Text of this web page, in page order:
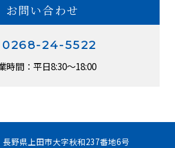
お問い合わせ
0268-24-5522
時間：平日8:30～18:00
野県上田市大字秋和237番地6号